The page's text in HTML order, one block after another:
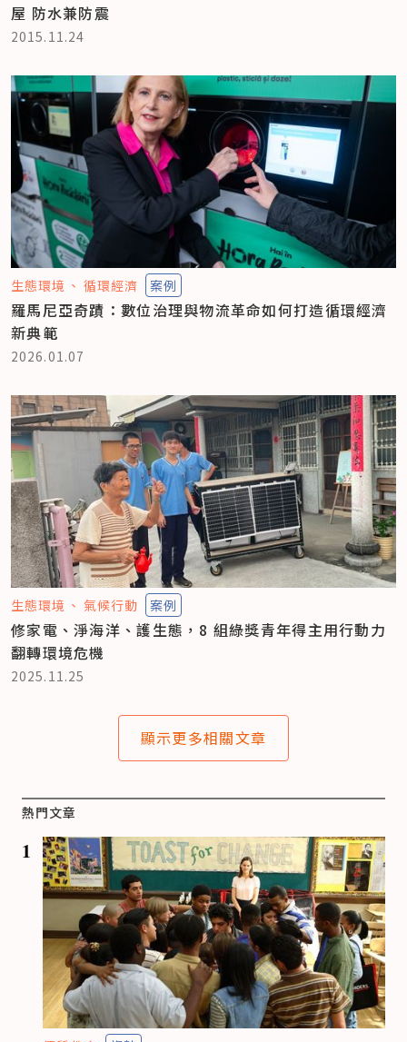
屋 防水兼防震
2015.11.24
生態環境 循環經濟 案例
羅馬尼亞奇蹟：數位治理與物流革命如何打造循環經濟
新典範
2026.01.07
生態環境 氣候行動 案例
修家電、淨海洋、護生態，8 組綠獎青年得主用行動力
翻轉環境危機
2025.11.25
顯示更多相關文章
熱門文章
1